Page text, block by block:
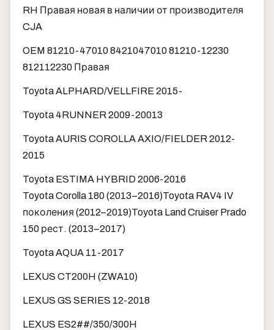
RH Правая новая в наличии от производителя
CJA
OEM 81210-47010 8421047010 81210-12230
812112230 Правая
Toyota ALPHARD/VELLFIRE 2015-
Toyota 4RUNNER 2009-20013
Toyota AURIS COROLLA AXIO/FIELDER 2012-
2015
Toyota ESTIMA HYBRID 2006-2016
Toyota Corolla 180 (2013–2016)Toyota RAV4 IV
поколения (2012–2019)Toyota Land Cruiser Prado
150 рест. (2013–2017)
Toyota AQUA 11-2017
LEXUS CT200H (ZWA10)
LEXUS GS SERIES 12-2018
LEXUS ES2##/350/300H